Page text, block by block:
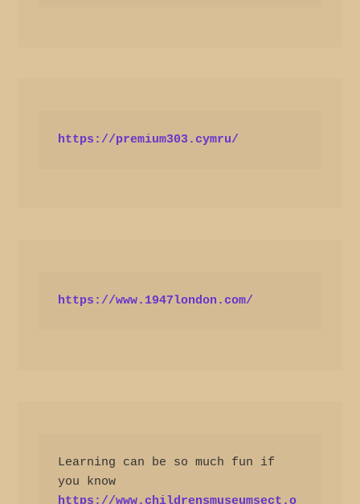
https://premium303.cymru/
https://www.1947london.com/
Learning can be so much fun if
you know
https://www.childrensmuseumsect.o